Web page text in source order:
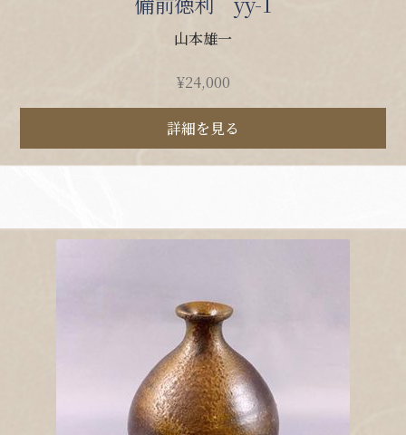
山本雄一
¥24,000
詳細を見る